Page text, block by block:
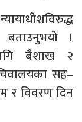
।
बैशाख २
सह–
र विवरण दिन